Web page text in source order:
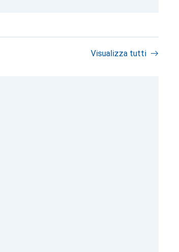
Visualizza tutti